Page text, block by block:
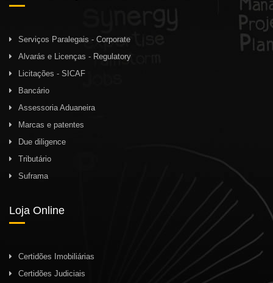
Serviços Paralegais - Corporate
Alvarás e Licenças - Regulatory
Licitações - SICAF
Bancário
Assessoria Aduaneira
Marcas e patentes
Due diligence
Tributário
Suframa
Loja Online
Certidões Imobiliárias
Certidões Judiciais